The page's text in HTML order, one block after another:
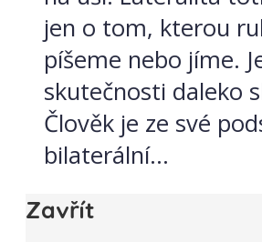
jen o tom, kterou
píšeme nebo jíme.
skutečnosti daleko
Člověk je ze své
bilaterální...
Zavřít